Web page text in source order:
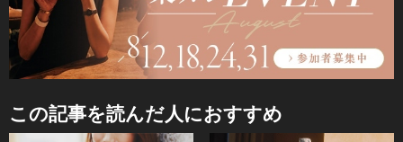
この記事を読んだ人におすすめ